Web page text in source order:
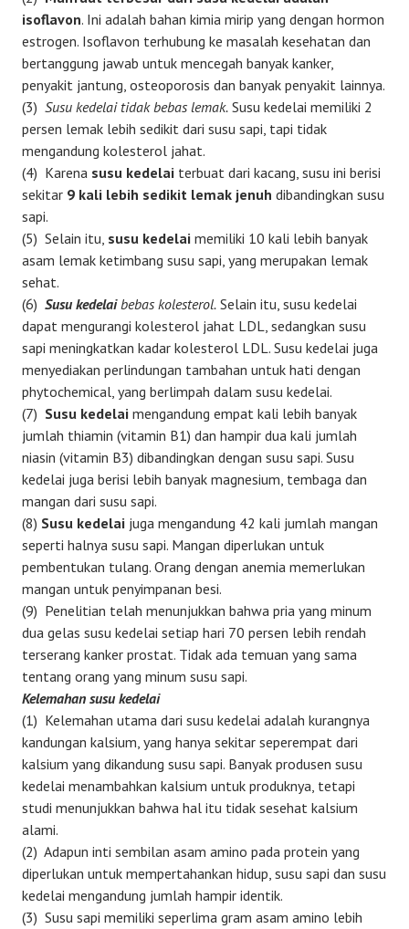
isoflavon. Ini adalah bahan kimia mirip yang dengan hormon
estrogen. Isoflavon terhubung ke masalah kesehatan dan
bertanggung jawab untuk mencegah banyak kanker,
penyakit jantung, osteoporosis dan banyak penyakit lainnya.
(3) Susu kedelai tidak bebas lemak. Susu kedelai memiliki 2
persen lemak lebih sedikit dari susu sapi, tapi tidak
mengandung kolesterol jahat.
(4) Karena susu kedelai terbuat dari kacang, susu ini berisi
sekitar 9 kali lebih sedikit lemak jenuh dibandingkan susu
sapi.
(5) Selain itu, susu kedelai memiliki 10 kali lebih banyak
asam lemak ketimbang susu sapi, yang merupakan lemak
sehat.
(6) Susu kedelaibebas kolesterol. Selain itu, susu kedelai
dapat mengurangi kolesterol jahat LDL, sedangkan susu
sapi meningkatkan kadar kolesterol LDL. Susu kedelai juga
menyediakan perlindungan tambahan untuk hati dengan
phytochemical, yang berlimpah dalam susu kedelai.
(7) Susu kedelai mengandung empat kali lebih banyak
jumlah thiamin (vitamin B1) dan hampir dua kali jumlah
niasin (vitamin B3) dibandingkan dengan susu sapi. Susu
kedelai juga berisi lebih banyak magnesium, tembaga dan
mangan dari susu sapi.
(8) Susu kedelai juga mengandung 42 kali jumlah mangan
seperti halnya susu sapi. Mangan diperlukan untuk
pembentukan tulang. Orang dengan anemia memerlukan
mangan untuk penyimpanan besi.
(9) Penelitian telah menunjukkan bahwa pria yang minum
dua gelas susu kedelai setiap hari 70 persen lebih rendah
terserang kanker prostat. Tidak ada temuan yang sama
tentang orang yang minum susu sapi.
Kelemahan susu kedelai
(1) Kelemahan utama dari susu kedelai adalah kurangnya
kandungan kalsium, yang hanya sekitar seperempat dari
kalsium yang dikandung susu sapi. Banyak produsen susu
kedelai menambahkan kalsium untuk produknya, tetapi
studi menunjukkan bahwa hal itu tidak sesehat kalsium
alami.
(2) Adapun inti sembilan asam amino pada protein yang
diperlukan untuk mempertahankan hidup, susu sapi dan susu
kedelai mengandung jumlah hampir identik.
(3) Susu sapi memiliki seperlima gram asam amino lebih